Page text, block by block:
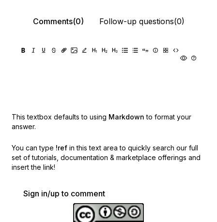
Comments(0) Follow-up questions(0)
This textbox defaults to using Markdown to format your
answer.
You can type !ref in this text area to quickly search our full
set of tutorials, documentation & marketplace offerings and
insert the link!
Sign in/up to comment